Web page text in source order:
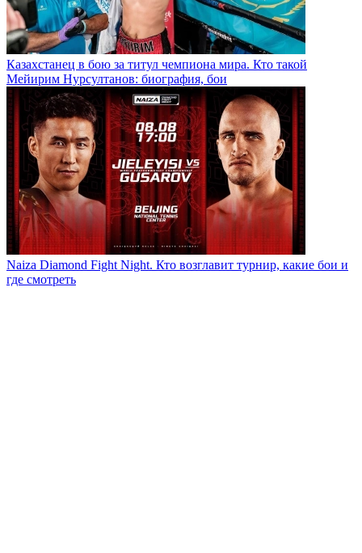
Казахстанец в бою за титул чемпиона мира. Кто такой
Мейирим Нурсултанов: биография, бои
Naiza Diamond Fight Night. Кто возглавит турнир, какие бои и
где смотреть